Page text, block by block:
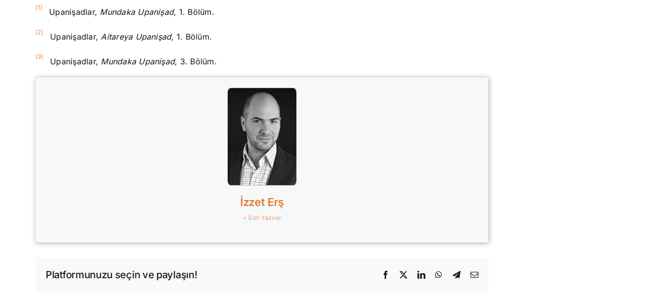
[1] Upanişadlar, Mundaka Upanişad, 1. Bölüm.
[2] Upanişadlar, Aitareya Upanişad, 1. Bölüm.
[3] Upanişadlar, Mundaka Upanişad, 3. Bölüm.
İzzet Erş
+ Son Yazılar
Platformunuzu seçin ve paylaşın! Facebook LinkedInWhatsApp
Telegram
E-